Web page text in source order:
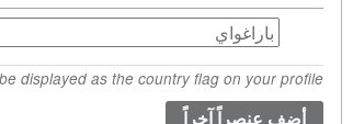
بلد
(القيمة
1)
displayed as the country flag on your profile.